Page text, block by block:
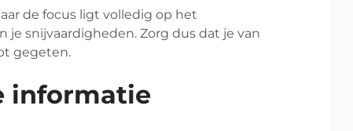
de focus ligt volledig op het
je snijvaardigheden. Zorg dus dat je van
gegeten.
informatie